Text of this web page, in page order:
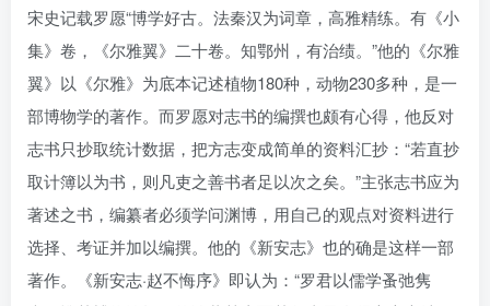
宋史记载罗愿“博学好古。法秦汉为词章，高雅精练。有《小
集》卷，《尔雅翼》二十卷。知鄂州，有治绩。”他的《尔雅
翼》以《尔雅》为底本记述植物180种，动物230多种，是一
部博物学的著作。而罗愿对志书的编撰也颇有心得，他反对
志书只抄取统计数据，把方志变成简单的资料汇抄：“若直抄
取计簿以为书，则凡吏之善书者足以次之矣。”主张志书应为
著述之书，编纂者必须学问渊博，用自己的观点对资料进行
选择、考证并加以编撰。他的《新安志》也的确是这样一部
著作。《新安志·赵不悔序》即认为：“罗君以儒学蚤弛隽